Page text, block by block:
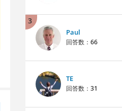
3
Paul
回答数： 66
TE
回答数： 31